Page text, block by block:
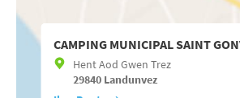
CAMPING MUNICIPAL SAINT
Hent Aod Gwen Trez
29840 Landunvez